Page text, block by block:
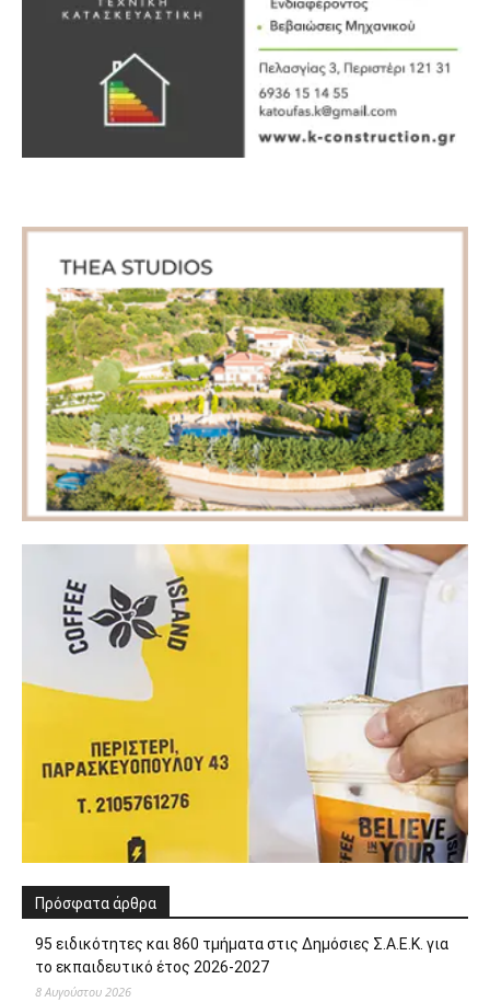
Πρόσφατα άρθρα
95 ειδικότητες και 860 τμήματα στις Δημόσιες Σ.Α.Ε.Κ. για
το εκπαιδευτικό έτος 2026-2027
8 Αυγούστου 2026